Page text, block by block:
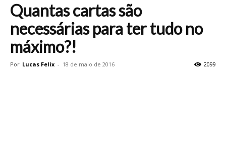
Quantas cartas são
necessárias para ter tudo no
máximo?!
Por Lucas Felix - 18 de maio de 2016 2099